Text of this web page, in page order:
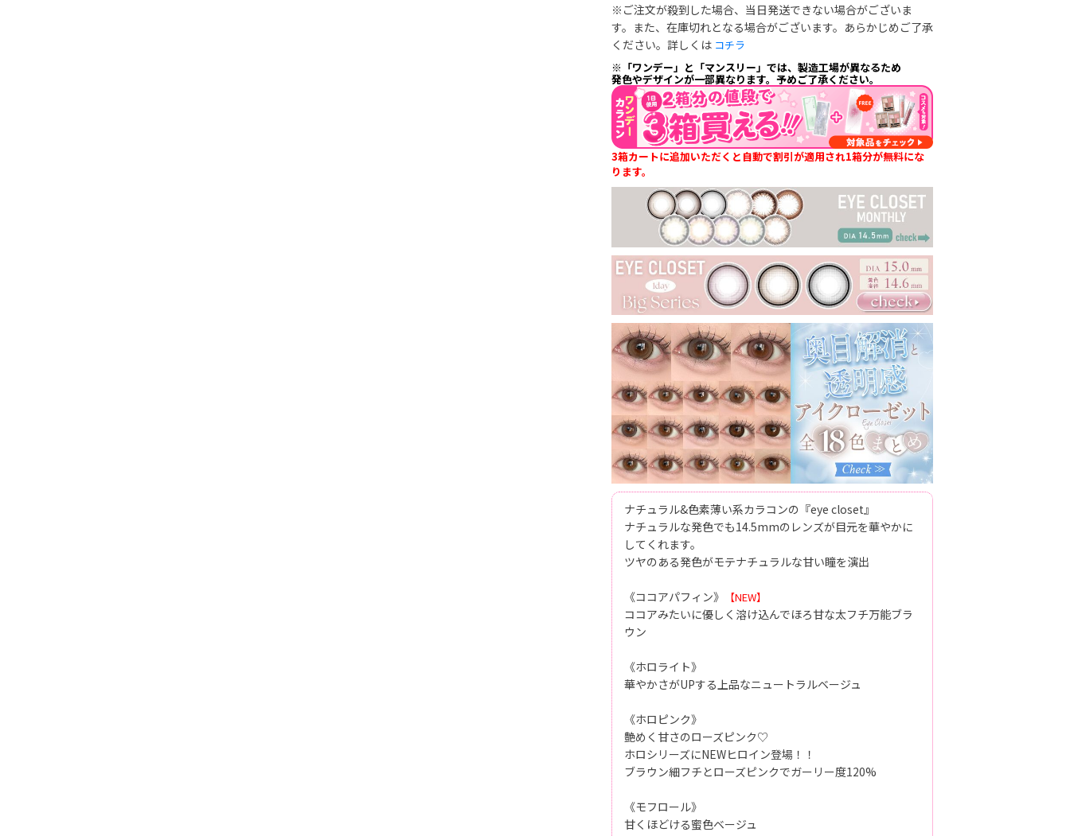
※ご注文が殺到した場合、当日発送できない場合がございま
す。また、在庫切れとなる場合がございます。あらかじめご了承
ください。詳しくは コチラ
※「ワンデー」と「マンスリー」では、製造工場が異なるため
発色やデザインが一部異なります。予めご了承ください。
3箱カートに追加いただくと自動で割引が適用され1箱分が無料にな
ります。
ナチュラル&色素薄い系カラコンの『eye closet』
ナチュラルな発色でも14.5mmのレンズが目元を華やかに
してくれます。
ツヤのある発色がモテナチュラルな甘い瞳を演出
《ココアパフィン》 【NEW】
ココアみたいに優しく溶け込んでほろ甘な太フチ万能ブラ
ウン
《ホロライト》
華やかさがUPする上品なニュートラルベージュ
《ホロピンク》
艶めく甘さのローズピンク♡
ホロシリーズにNEWヒロイン登場！！
ブラウン細フチとローズピンクでガーリー度120%
《モフロール》
甘くほどける蜜色ベージュ